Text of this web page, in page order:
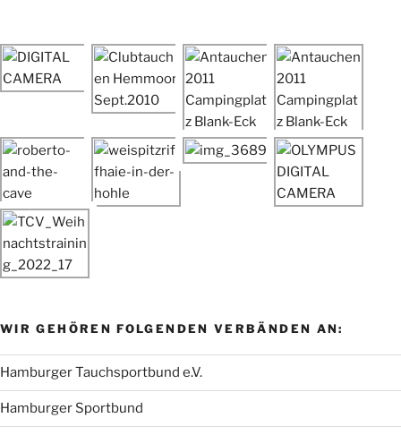
WIR GEHÖREN FOLGENDEN VERBÄNDEN AN:
Hamburger Tauchsportbund e.V.
Hamburger Sportbund